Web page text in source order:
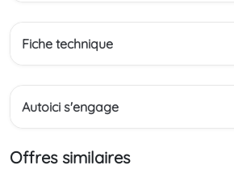
Fiche technique
Autoici s'engage
Offres similaires